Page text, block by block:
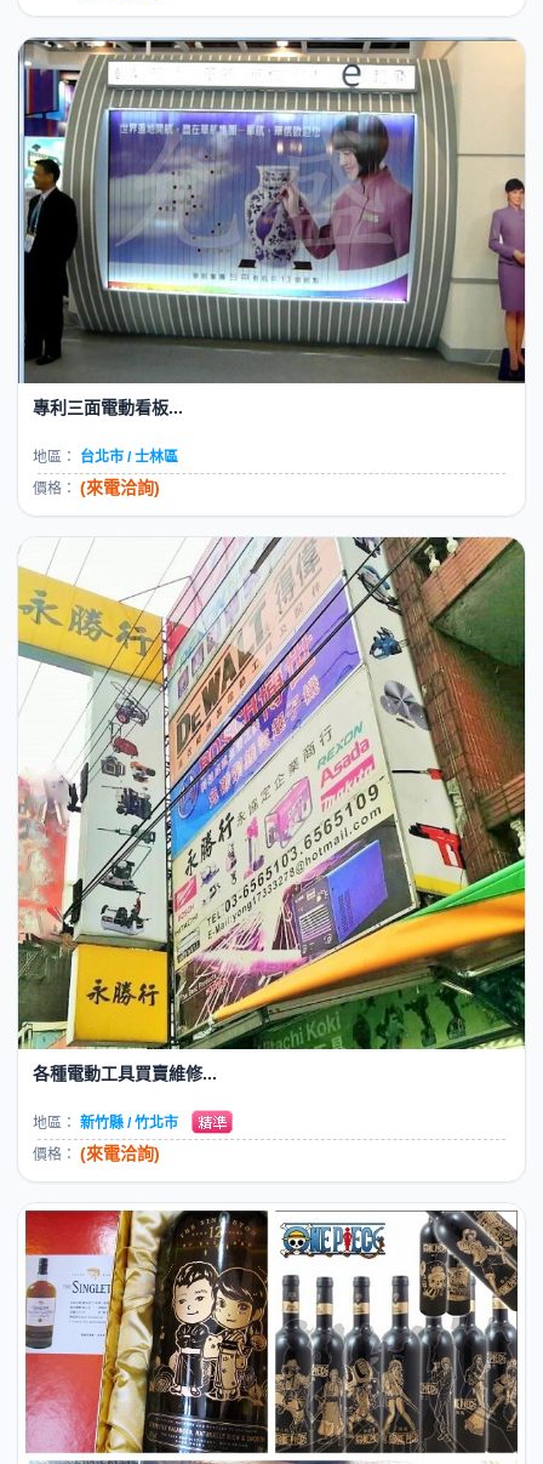
專利三面電動看板...
地區：
台北市 / 士林區
價格： (來電洽詢)
各種電動工具買賣維修...
地區： 新竹縣 / 竹北市
價格： (來電洽詢)